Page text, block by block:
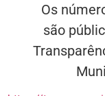
Os
são